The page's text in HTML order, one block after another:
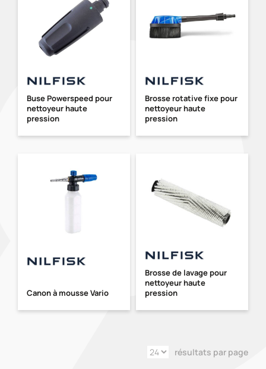
Buse Powerspeed pour
nettoyeur haute
pression
Brosse rotative fixe pour
nettoyeur haute
pression
Canon à mousse Vario
Brosse de lavage pour
nettoyeur haute
pression
résultats par page